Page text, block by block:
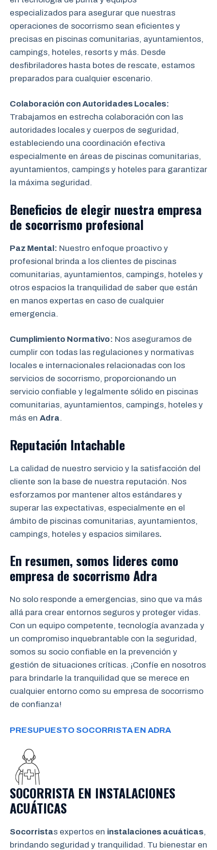
especializados para asegurar que nuestras
operaciones de socorrismo sean eficientes y
precisas en piscinas comunitarias, ayuntamientos,
campings, hoteles, resorts y más. Desde
desfibriladores hasta botes de rescate, estamos
preparados para cualquier escenario.
Colaboración con Autoridades Locales:
Trabajamos en estrecha colaboración con las
autoridades locales y cuerpos de seguridad,
estableciendo una coordinación efectiva
especialmente en áreas de piscinas comunitarias,
ayuntamientos, campings y hoteles para garantizar
la máxima seguridad.
Beneficios de elegir nuestra empresa
de socorrismo profesional
Paz Mental: Nuestro enfoque proactivo y
profesional brinda a los clientes de piscinas
comunitarias, ayuntamientos, campings, hoteles y
otros espacios la tranquilidad de saber que están
en manos expertas en caso de cualquier
emergencia.
Cumplimiento Normativo: Nos aseguramos de
cumplir con todas las regulaciones y normativas
locales e internacionales relacionadas con los
servicios de socorrismo, proporcionando un
servicio confiable y legalmente sólido en piscinas
comunitarias, ayuntamientos, campings, hoteles y
más en Adra.
Reputación Intachable
La calidad de nuestro servicio y la satisfacción del
cliente son la base de nuestra reputación. Nos
esforzamos por mantener altos estándares y
superar las expectativas, especialmente en el
ámbito de piscinas comunitarias, ayuntamientos,
campings, hoteles y espacios similares.
En resumen, somos lideres como
empresa de socorrismoAdra
No solo responde a emergencias, sino que va más
allá para crear entornos seguros y proteger vidas.
Con un equipo competente, tecnología avanzada y
un compromiso inquebrantable con la seguridad,
somos su socio confiable en la prevención y
gestión de situaciones críticas. ¡Confíe en nosotros
para brindarle la tranquilidad que se merece en
cualquier entorno como su empresa de socorrismo
de confianza!
PRESUPUESTO SOCORRISTA EN ADRA
SOCORRISTA EN INSTALACIONES
ACUÁTICAS
Socorristas expertos en instalaciones acuáticas,
brindando seguridad y tranquilidad. Tu bienestar en